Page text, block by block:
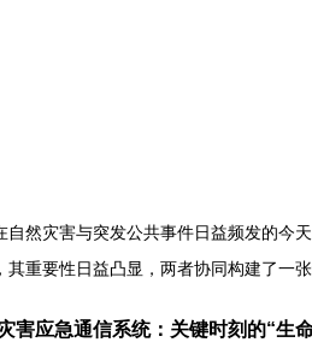
自然灾害与突发公共事件日益频发的今
其重要性日益凸显，两者协同构建了一
害应急通信系统：关键时刻的“生